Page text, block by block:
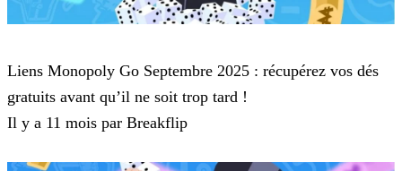
Liens Monopoly Go Septembre 2025 : récupérez vos dés
gratuits avant qu’il ne soit trop tard !
Il y a 11 mois par Breakflip